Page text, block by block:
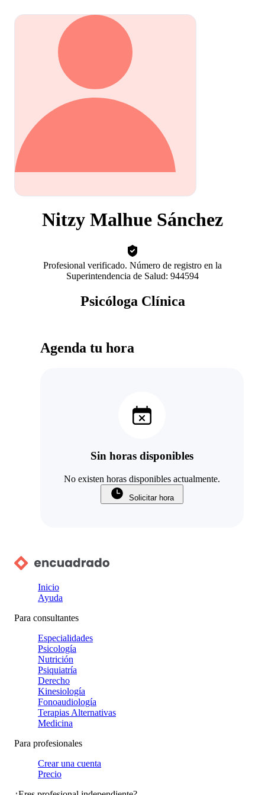
Nitzy Malhue Sánchez
Profesional verificado. Número de registro en la
Superintendencia de Salud: 944594
Psicóloga Clínica
Agenda tu hora
Sin horas disponibles
No existen horas disponibles actualmente.
Solicitar hora
Inicio
Ayuda
Para consultantes
Especialidades
Psicología
Nutrición
Psiquiatría
Derecho
Kinesiología
Fonoaudiología
Terapias Alternativas
Medicina
Para profesionales
Crear una cuenta
Precio